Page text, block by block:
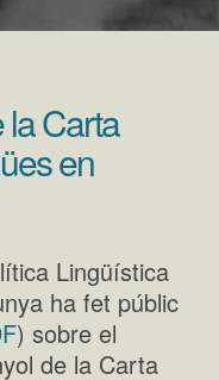
la Carta
en
Lingüística
ha fet públic
) sobre el
de la Carta